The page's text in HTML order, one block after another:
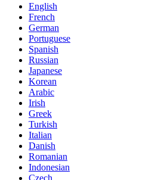
English
French
German
Portuguese
Spanish
Russian
Japanese
Korean
Arabic
Irish
Greek
Turkish
Italian
Danish
Romanian
Indonesian
Czech